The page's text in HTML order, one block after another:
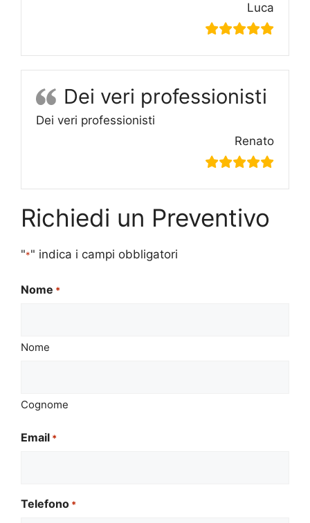
Luca
Dei veri professionisti
Dei veri professionisti
Renato
Richiedi un Preventivo
"*" indica i campi obbligatori
Nome *
Nome
Cognome
Email *
Telefono *